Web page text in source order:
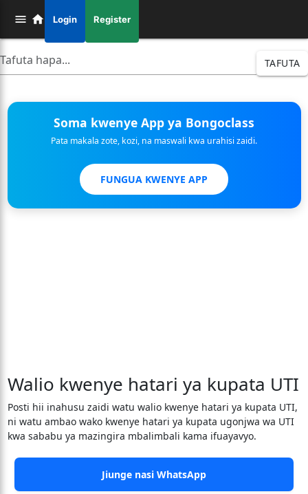
Login Register
TAFUTA
Soma kwenye App ya Bongoclass
Pata makala zote, kozi, na maswali kwa urahisi zaidi.
FUNGUA KWENYE APP
Walio kwenye hatari ya kupata UTI
Posti hii inahusu zaidi watu walio kwenye hatari ya kupata UTI,
ni watu ambao wako kwenye hatari ya kupata ugonjwa wa UTI
kwa sababu ya mazingira mbalimbali kama ifuayavyo.
Jiunge nasi WhatsApp